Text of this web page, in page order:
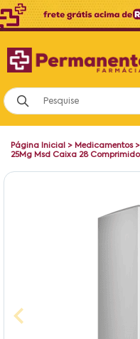
Página Inicial > Medicamentos>
25Mg Msd Caixa 28